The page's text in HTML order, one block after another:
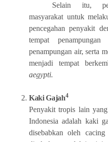
Selain itu,
masyarakat untuk
pencegahan penyakit
tempat
penampungan air, serta
menjadi tempat
aegypti.
Kaki Gajah4
Penyakit tropis lain
Indonesia adalah kaki
disebabkan oleh